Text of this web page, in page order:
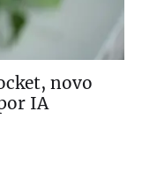
novo
IA